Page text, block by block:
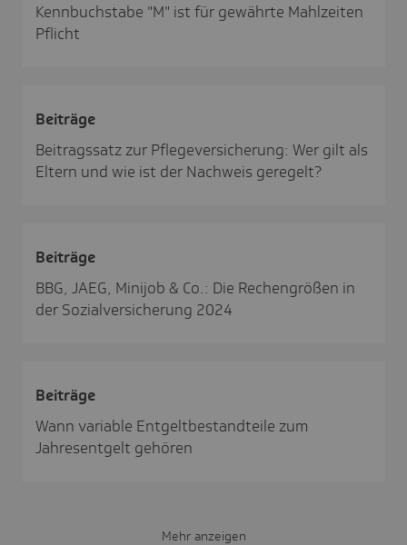
Kennbuchstabe "M" ist für gewährte Mahlzeiten
Pflicht
Beiträge
Beitragssatz zur Pflegeversicherung: Wer gilt als
Eltern und wie ist der Nachweis geregelt?
Beiträge
BBG, JAEG, Minijob & Co.: Die Rechengrößen in
der Sozialversicherung 2024
Beiträge
Wann variable Entgeltbestandteile zum
Jahresentgelt gehören
Mehr anzeigen